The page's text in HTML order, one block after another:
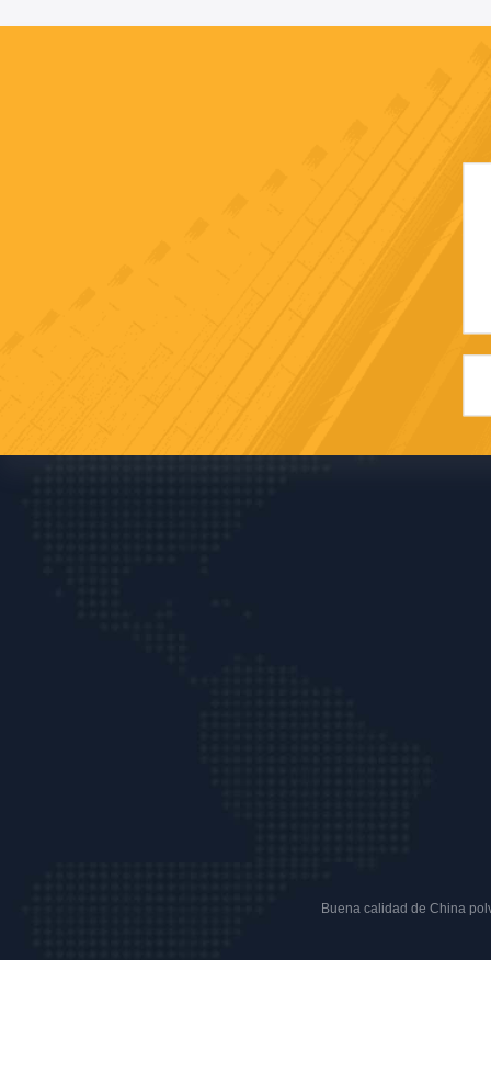
Buena calidad de China